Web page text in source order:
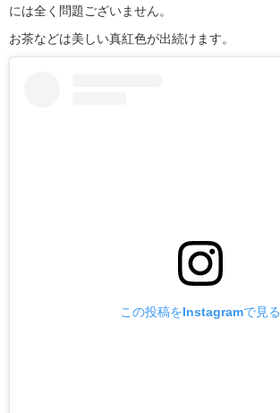
には全く問題ございません。
お茶などは美しい真紅色が出続けます。
この投稿をInstagramで見る